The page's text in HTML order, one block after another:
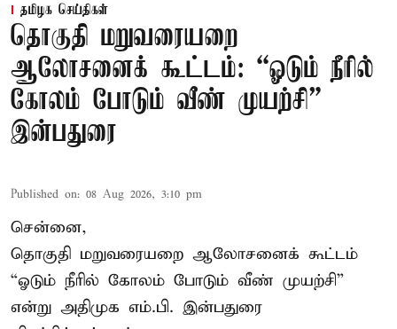
தமிழக செய்திகள்
தொகுதி மறுவரையறை
ஆலோசனைக் கூட்டம்: “ஓடும் நீரில்
கோலம் போடும் வீண் முயற்சி” –
இன்பதுரை
Published on: 08 Aug 2026, 3:10 pm
சென்னை,
தொகுதி மறுவரையறை ஆலோசனைக் கூட்டம்
“ஓடும் நீரில் கோலம் போடும் வீண் முயற்சி”
என்று அதிமுக எம்.பி. இன்பதுரை